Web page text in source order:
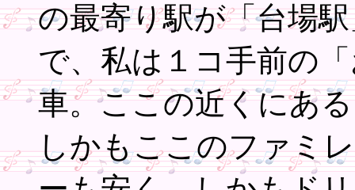
の最寄り駅が「台場
で、私は１コ手前の
車。ここの近くにあ
しかもここのファミ